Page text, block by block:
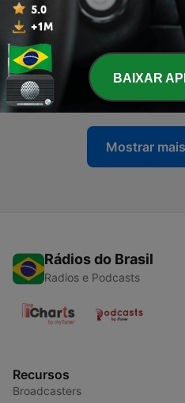
entes queridos?
13 set. 2024
68 - Desvendando o Eu:
Autoconhecimento - Parte
06 ago. 2024
Mostrar
Rádios do Brasil
Radios e Podcasts
Recursos
Broadcasters
BAIXAR